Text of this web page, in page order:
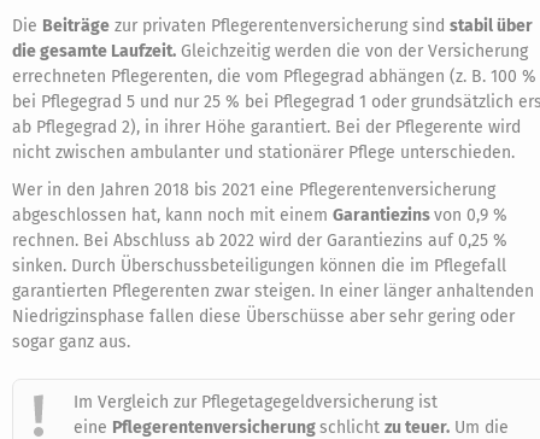
Die Beiträge zur privaten Pflegerentenversicherung sind stabil über
die gesamte Laufzeit. Gleichzeitig werden die von der Versicherung
errechneten Pflegerenten, die vom Pflegegrad abhängen (z. B. 100 %
bei Pflegegrad 5 und nur 25 % bei Pflegegrad 1 oder grundsätzlich
ab Pflegegrad 2), in ihrer Höhe garantiert. Bei der Pflegerente wird
nicht zwischen ambulanter und stationärer Pflege unterschieden.
Wer in den Jahren 2018 bis 2021 eine Pflegerentenversicherung
abgeschlossen hat, kann noch mit einem Garantiezinsvon 0,9 %
rechnen. Bei Abschluss ab 2022 wird der Garantiezins auf 0,25 %
sinken. Durch Überschussbeteiligungen können die im Pflegefall
garantierten Pflegerenten zwar steigen. In einer länger anhaltenden
Niedrigzinsphase fallen diese Überschüsse aber sehr gering oder
sogar ganz aus.
Im Vergleich zur Pflegetagegeldversicherung ist
eine Pflegerentenversicherungschlicht zu teuer. Um die